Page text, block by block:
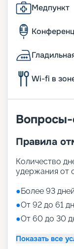
Медпункт
Wi-fi в
Правила
Количество
удержания от
●Более 93
●От 92 до 61
●От 60 до 30
Показать все